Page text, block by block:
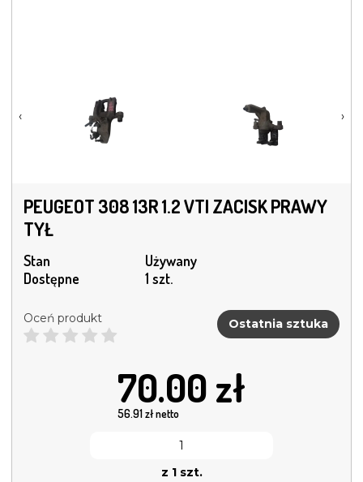
‹ ›
PEUGEOT 308 13R 1.2 VTI ZACISK PRAWY
TYŁ
Stan
Używany
Dostępne
1 szt.
Oceń produkt Ostatnia sztuka
70.00 zł
56.91zł netto
z 1 szt.